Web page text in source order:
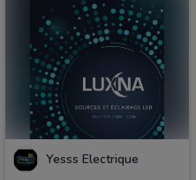
Yesss Electrique